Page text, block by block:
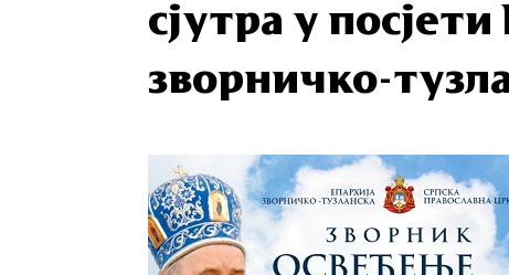
сјутра у посјети
зворничко-